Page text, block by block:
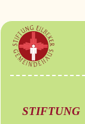
STIFTUNG